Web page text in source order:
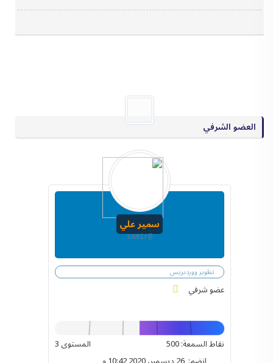
العضو الشرفي
سمير علي
@samir
تطوير ووردبريس
عضو شرفي
نقاط السمعة: 500
المستوى 3